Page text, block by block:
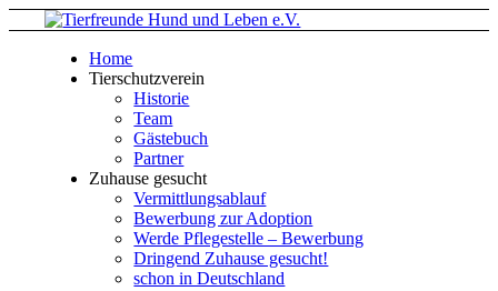
Home
Tierschutzverein
Historie
Team
Gästebuch
Partner
Zuhause gesucht
Vermittlungsablauf
Bewerbung zur Adoption
Werde Pflegestelle – Bewerbung
Dringend Zuhause gesucht!
schon in Deutschland